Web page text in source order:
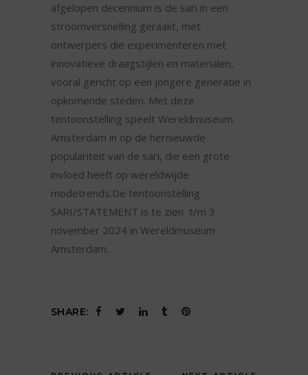
afgelopen decennium is de sari in een
stroomversnelling geraakt, met
ontwerpers die experimenteren met
innovatieve draagstijlen en materialen,
vooral gericht op een jongere generatie in
opkomende steden. Met deze
tentoonstelling speelt Wereldmuseum
Amsterdam in op de hernieuwde
populariteit van de sari, die een grote
invloed heeft op wereldwijde
modetrends.De tentoonstelling
SARI/STATEMENT is te zien t/m 3
november 2024 in Wereldmuseum
Amsterdam.
SHARE: